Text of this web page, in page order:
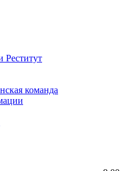
Реститут
команда